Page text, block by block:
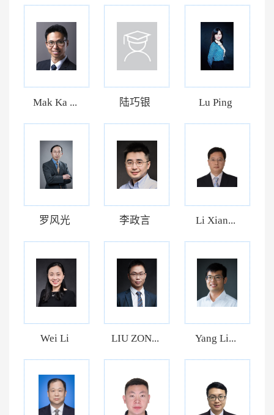
Mak Ka ... 陆巧银 Lu Ping
罗风光 李政言 Li Xian...
Wei Li LIU ZON... Yang Li...